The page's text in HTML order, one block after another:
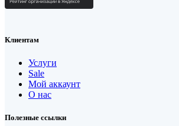
Клиентам
Услуги
Sale
Мой аккаунт
О нас
Полезные ссылки